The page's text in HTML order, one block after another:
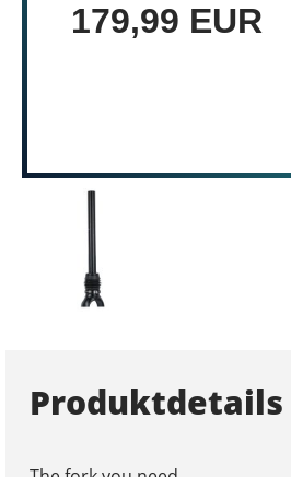
179,99 EUR
Produktdetails